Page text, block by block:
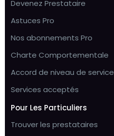
Devenez Prestataire
Astuces Pro
Nos abonnements Pro
Charte Comportementale
Accord de niveau de service
Services acceptés
Pour Les Particuliers
Trouver les prestataires